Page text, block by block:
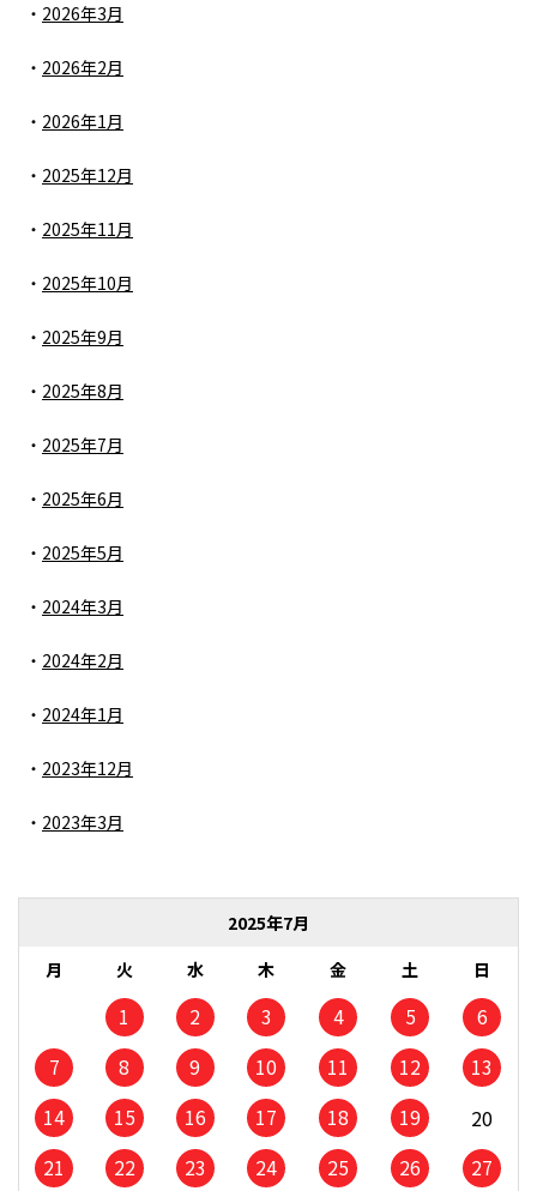
2026年3月
2026年2月
2026年1月
2025年12月
2025年11月
2025年10月
2025年9月
2025年8月
2025年7月
2025年6月
2025年5月
2024年3月
2024年2月
2024年1月
2023年12月
2023年3月
2025年7月
月
火 水 木 金 土 日
1 2 3 4 5
6
7
8 9 10 11 12
13
14
15 16 17 18 19
20
21
22 23 24 25 26 27